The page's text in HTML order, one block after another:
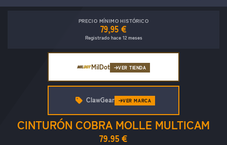
PRECIO MÍNIMO HISTÓRICO
79,95 €
Registrado hace 12 meses
MilDot VER TIENDA
CINTURÓN COBRA MOLLE MULTICAM
79.95 €
ClawGear VER MARCA